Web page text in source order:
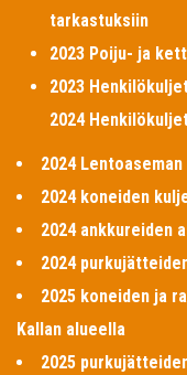
tarkastuksiin
2023 Poiju- ja
2023
2024
2024
2024 koneiden
2024 ankkureiden
2024
2025 koneiden ja
Kallan alueella
2025